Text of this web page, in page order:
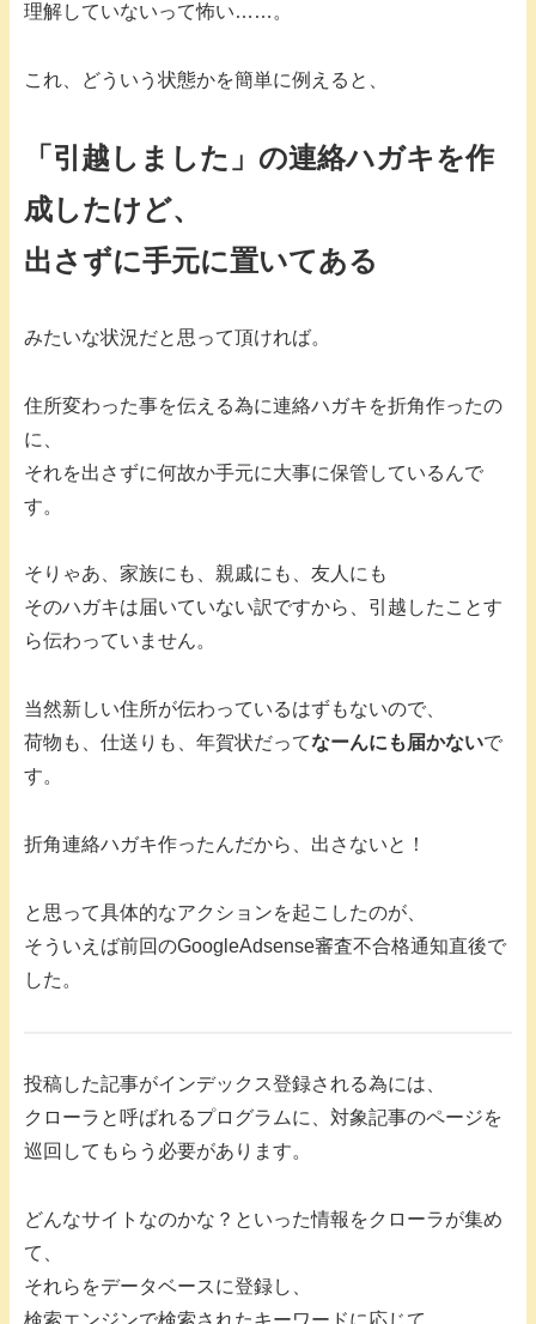
理解していないって怖い……。
これ、どういう状態かを簡単に例えると、
「引越しました」の連絡ハガキを作
成したけど、
出さずに手元に置いてある
みたいな状況だと思って頂ければ。
住所変わった事を伝える為に連絡ハガキを折角作ったの
に、
それを出さずに何故か手元に大事に保管しているんで
す。
そりゃあ、家族にも、親戚にも、友人にも
そのハガキは届いていない訳ですから、引越したことす
ら伝わっていません。
当然新しい住所が伝わっているはずもないので、
荷物も、仕送りも、年賀状だってなーんにも届かないで
す。
折角連絡ハガキ作ったんだから、出さないと！
と思って具体的なアクションを起こしたのが、
そういえば前回のGoogleAdsense審査不合格通知直後で
した。
投稿した記事がインデックス登録される為には、
クローラと呼ばれるプログラムに、対象記事のページを
巡回してもらう必要があります。
どんなサイトなのかな？といった情報をクローラが集め
て、
それらをデータベースに登録し、